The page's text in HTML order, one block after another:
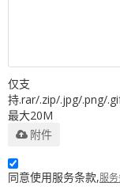
仅支
持.rar/.zip/.jpg/.png/
最大20M
附件
同意使用服务条款,服